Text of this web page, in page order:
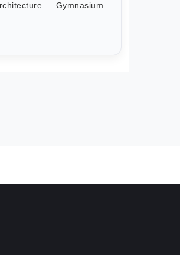
— Gymnasium